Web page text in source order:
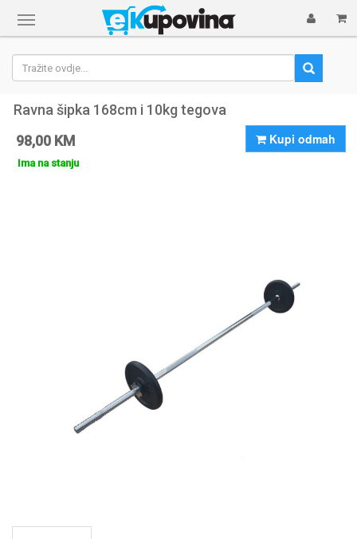
Prikaži
navigaciju
Ravna šipka 168cm i 10kg tegova
98,00 KM
Kupi odmah
Ima na stanju